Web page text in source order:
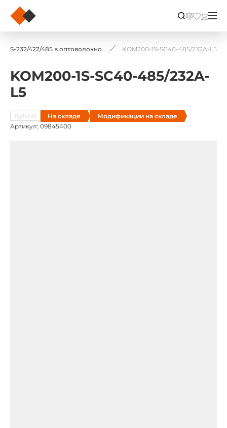
RS-232/422/485 в оптоволокно KOM200-1S-SC40-485/232A-L5
KOM200-1S-SC40-485/232A-
L5
Kyland На складе
Модификации на складе
Артикул: 09845400